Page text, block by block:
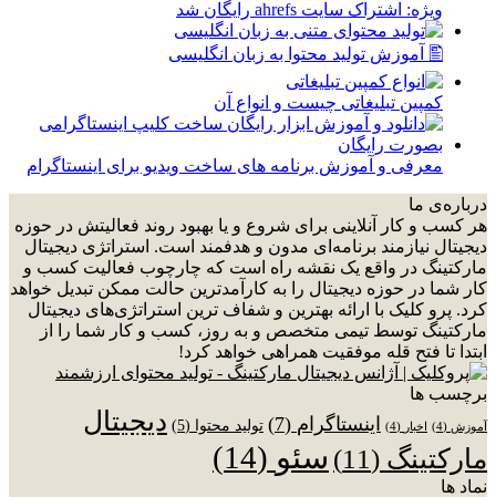
ویژه: اشتراک سایت ahrefs رایگان شد
🖺 آموزش تولید محتوا به زبان انگلیسی
کمپین تبلیغاتی چیست و انواع آن
معرفی و آموزش برنامه های ساخت ویدیو برای اینستاگرام
درباره‌ی ما
هر کسب و کار آنلاینی برای شروع و یا بهبود روند فعالیتش در حوزه
دیجیتال نیازمند برنامه‌ای مدون و هدفمند است. استراتژی دیجیتال
مارکتینگ در واقع یک نقشه راه است که چارچوب فعالیت کسب و
کار شما در حوزه دیجیتال را به کارآمدترین حالت ممکن تبدیل خواهد
کرد. پرو کلیک با ارائه بهترین و شفاف ترین استراتژی‌های دیجیتال
مارکتینگ توسط تیمی متخصص و به روز، کسب و کار شما را از
ابتدا تا فتح قله موفقیت همراهی خواهد کرد!
برچسب ها
آموزش (4) اخبار (4) اینستاگرام (7) تولید محتوا (5)
دیجیتال
مارکتینگ (11) سئو (14)
نماد ها